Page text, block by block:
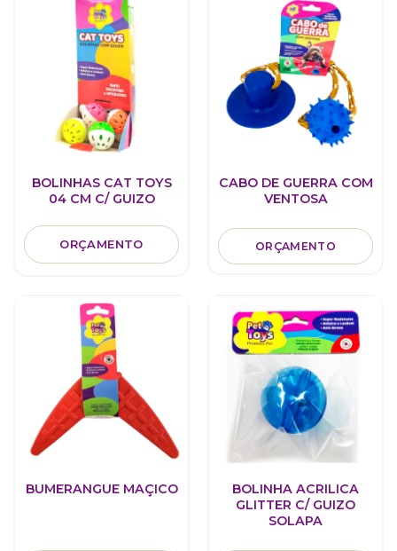
BOLINHAS CAT TOYS
04 CM C/ GUIZO
ORÇAMENTO
CABO DE GUERRA COM
VENTOSA
ORÇAMENTO
BUMERANGUE MAÇICO
BOLINHA ACRILICA
GLITTER C/ GUIZO
SOLAPA